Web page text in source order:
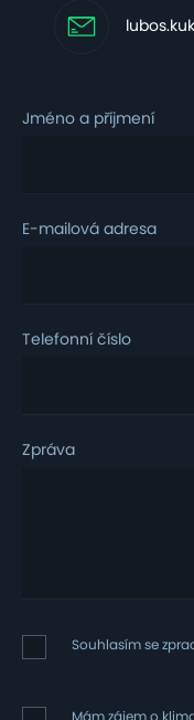
Jméno a příjmení
E-mailová adresa
Telefonní číslo
Zpráva
Souhlasím
se
Souhlasím se
Mám
Mám zájem o